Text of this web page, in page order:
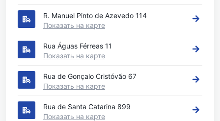
R. Manuel Pinto de Azevedo 114
Показать на карте
Rua Águas Férreas 11
Показать на карте
Rua de Gonçalo Cristóvão 67
Показать на карте
Rua de Santa Catarina 899
Показать на карте